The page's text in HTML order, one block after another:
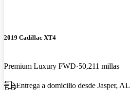
2019 Cadillac XT4
Premium Luxury FWD 50,211 millas
Entrega a domicilio desde Jasper, AL